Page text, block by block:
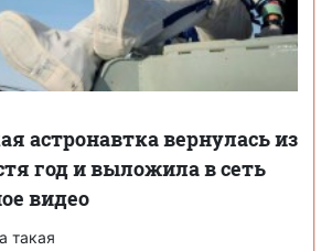
астронавтка вернулась из
год и выложила в сеть
видео
такая